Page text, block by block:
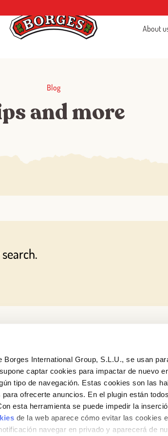
International Group, S.L.U., se usan
captar cookies para impactar de nuevo
tipo de navegación. Estas cookies son las
ofrecerte anuncios. En el plugin están
esta herramienta se puede impedir la
de la web aparece cómo evitar las cookies
navegar en privado y aparecerá de
About
Blog
and more
Log in with Google